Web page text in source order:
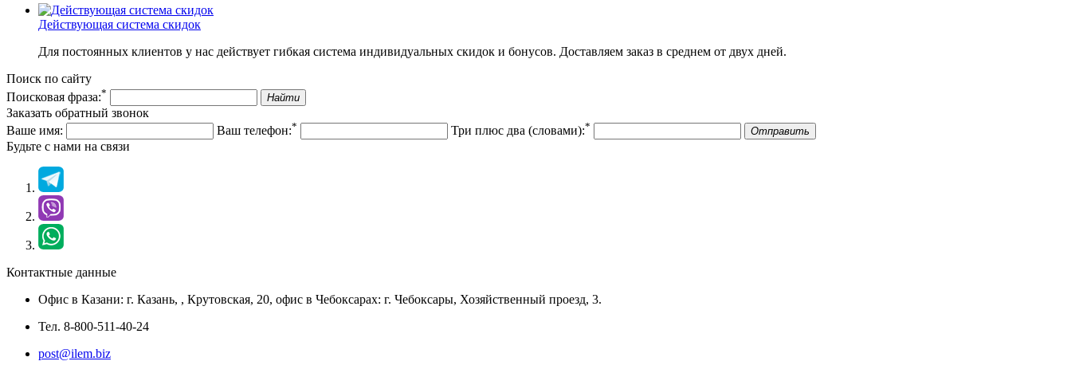
Действующая система скидок
Для постоянных клиентов у нас действует гибкая система индивидуальных скидок и бонусов. Доставляем заказ в среднем от двух дней.
Поиск по сайту
Поисковая фраза:* Найти
Заказать обратный звонок
Ваше имя:
Ваш телефон:* Три плюс два (словами):* Отправить
Будьте с нами на связи
Контактные данные
Офис в Казани: г. Казань, , Крутовская, 20, офис в Чебоксарах: г. Чебоксары, Хозяйственный проезд, 3.
Тел. 8-800-511-40-24
post@ilem.biz